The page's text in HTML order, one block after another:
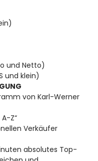
und Netto)
und klein)
von Karl-Werner
Z“
Verkäufer
absolutes Top-